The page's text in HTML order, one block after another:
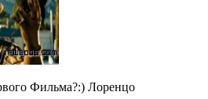
Фильма?:) Лоренцо